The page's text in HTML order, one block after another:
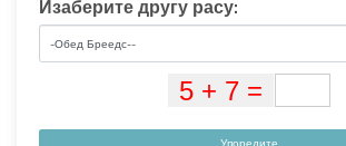
Изаберите другу расу: